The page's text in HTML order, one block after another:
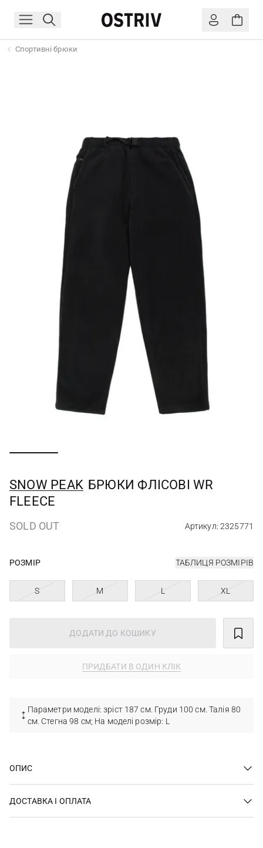
Спортивні брюки
SNOW PEAK БРЮКИ ФЛІСОВІ WR
FLEECE
SOLD OUT Артикул: 2325771
РОЗМІР ТАБЛИЦЯ РОЗМІРІВ
S M L XL
ДОДАТИ ДО КОШИКУ
ПРИДБАТИ В ОДИН КЛІК
Параметри моделі: зріст 187 см. Груди 100 см. Талія 80
см. Стегна 98 см; На моделі розмір: L
ОПИС
ДОСТАВКА І ОПЛАТА